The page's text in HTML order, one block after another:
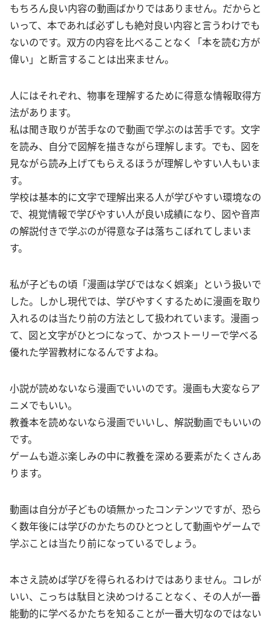
もちろん良い内容の動画ばかりではありません。だからと
いって、本であれば必ずしも絶対良い内容と言うわけでも
ないのです。双方の内容を比べることなく「本を読む方が
偉い」と断言することは出来ません。
人にはそれぞれ、物事を理解するために得意な情報取得方
法があります。
私は聞き取りが苦手なので動画で学ぶのは苦手です。文字
を読み、自分で図解を描きながら理解します。でも、図を
見ながら読み上げてもらえるほうが理解しやすい人もいま
す。
学校は基本的に文字で理解出来る人が学びやすい環境なの
で、視覚情報で学びやすい人が良い成績になり、図や音声
の解説付きで学ぶのが得意な子は落ちこぼれてしまいま
す。
私が子どもの頃「漫画は学びではなく娯楽」という扱いで
した。しかし現代では、学びやすくするために漫画を取り
入れるのは当たり前の方法として扱われています。漫画っ
て、図と文字がひとつになって、かつストーリーで学べる
優れた学習教材になるんですよね。
小説が読めないなら漫画でいいのです。漫画も大変ならア
ニメでもいい。
教養本を読めないなら漫画でいいし、解説動画でもいいの
です。
ゲームも遊ぶ楽しみの中に教養を深める要素がたくさんあ
ります。
動画は自分が子どもの頃無かったコンテンツですが、恐ら
く数年後には学びのかたちのひとつとして動画やゲームで
学ぶことは当たり前になっているでしょう。
本さえ読めば学びを得られるわけではありません。コレが
いい、こっちは駄目と決めつけることなく、その人が一番
能動的に学べるかたちを知ることが一番大切なのではない